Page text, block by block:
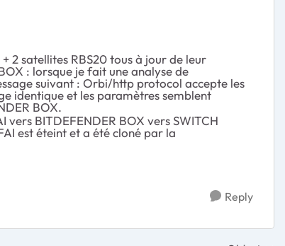
2 satellites RBS20 tous à jour de leur
: lorsque je fait une analyse de
suivant : Orbi/http protocol accepte les
identique et les paramètres semblent
BOX.
BITDEFENDER BOX vers SWITCH
est éteint et a été cloné par la
Reply